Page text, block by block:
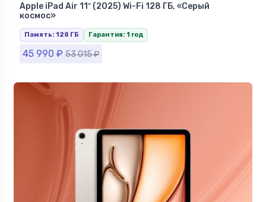
Apple iPad Air 11″ (2025) Wi-Fi 128 ГБ, «Серый
космос»
Память: 128 ГБ Гарантия: 1 год
45 990 ₽ 53 015₽